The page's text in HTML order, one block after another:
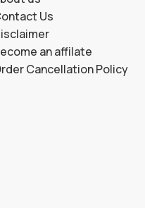
Us
an affilate
Cancellation Policy